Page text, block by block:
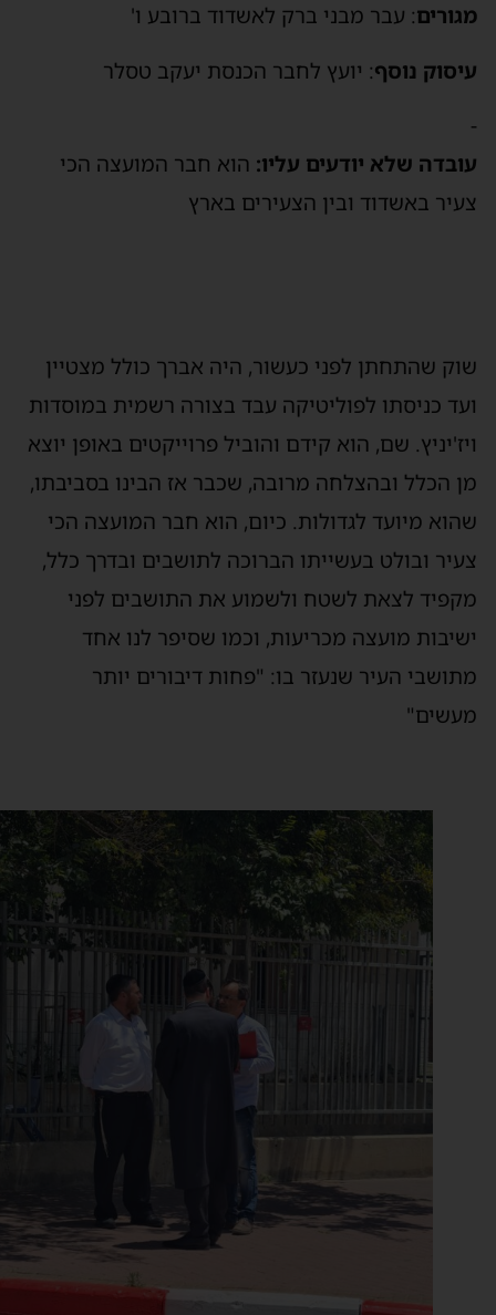
: עבר מבני ברק לאשדוד ברובע ו'
נוסף: יועץ לחבר הכנסת יעקב טסלר
שלא יודעים עליו:הוא חבר המועצה הכי
באשדוד ובין הצעירים בארץ
שהתחתן לפני כעשור, היה אברך כולל מצטיין
כניסתו לפוליטיקה עבד בצורה רשמית במוסדות
שם, הוא קידם והוביל פרוייקטים באופן יוצא
הכלל ובהצלחה מרובה, שכבר אז הבינו בסביבתו,
מיועד לגדולות. כיום, הוא חבר המועצה הכי
ובולט בעשייתו הברוכה לתושבים ובדרך כלל,
לצאת לשטח ולשמוע את התושבים לפני
מועצה מכריעות, וכמו שסיפר לנו אחד
העיר שנעזר בו: "פחות דיבורים יותר